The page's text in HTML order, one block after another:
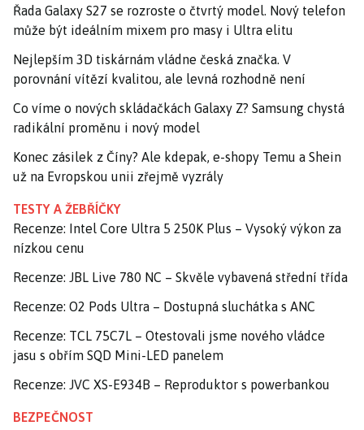
Řada Galaxy S27 se rozroste o čtvrtý model. Nový telefon
může být ideálním mixem pro masy i Ultra elitu
Nejlepším 3D tiskárnám vládne česká značka. V
porovnání vítězí kvalitou, ale levná rozhodně není
Co víme o nových skládačkách Galaxy Z? Samsung chystá
radikální proměnu i nový model
Konec zásilek z Číny? Ale kdepak, e-shopy Temu a Shein
už na Evropskou unii zřejmě vyzrály
TESTY A ŽEBŘÍČKY
Recenze: Intel Core Ultra 5 250K Plus – Vysoký výkon za
nízkou cenu
Recenze: JBL Live 780 NC – Skvěle vybavená střední třída
Recenze: O2 Pods Ultra – Dostupná sluchátka s ANC
Recenze: TCL 75C7L – Otestovali jsme nového vládce
jasu s obřím SQD Mini-LED panelem
Recenze: JVC XS-E934B – Reproduktor s powerbankou
BEZPEČNOST